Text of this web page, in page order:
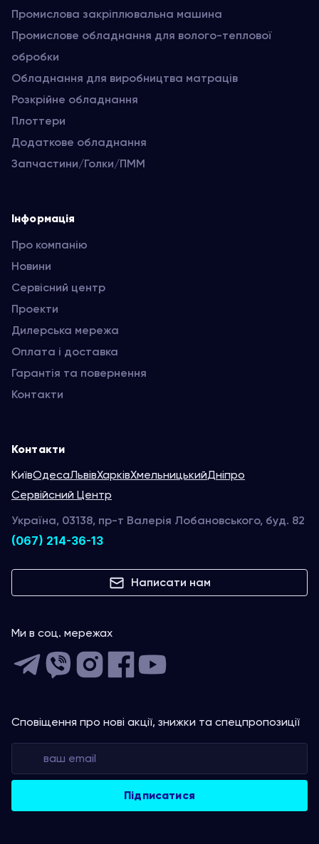
Промислова закріплювальна машина
Промислове обладнання для волого-теплової
обробки
Обладнання для виробництва матраців
Розкрійне обладнання
Плоттери
Додаткове обладнання
Запчастини/Голки/ПММ
Інформація
Про компанію
Новини
Сервісний центр
Проекти
Дилерська мережа
Оплата і доставка
Гарантія та повернення
Контакти
Контакти
КиївОдесаЛьвівХарківХмельницькийДніпро
Сервійсний Центр
Україна, 03138, пр-т Валерія Лобановського, буд. 82
(067) 214-36-13
Написати нам
Ми в соц. мережах
Сповіщення про нові акції, знижки та спецпропозиції